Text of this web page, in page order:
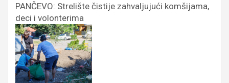
PANČEVO: Strelište čistije zahvaljujući komšijama,
deci i volonterima